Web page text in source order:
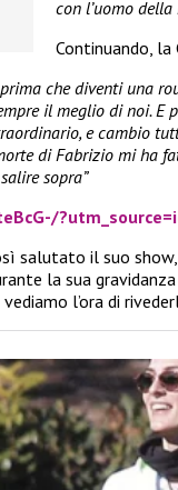
con l’uomo
Continuando, la
che diventi una
il meglio di noi.
e cambio
di Fabrizio mi ha
sopra”
salutato il suo
la sua
l’ora di